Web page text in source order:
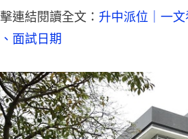
連結閱讀全文： 升中派位｜一
面試日期